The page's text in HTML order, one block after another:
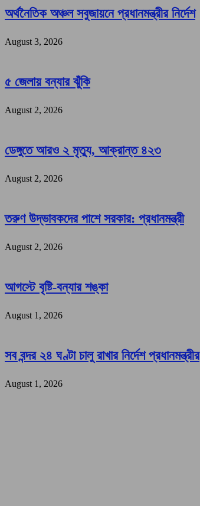
অর্থনৈতিক অঞ্চল সবুজায়নে প্রধানমন্ত্রীর নির্দেশ
August 3, 2026
৫ জেলায় বন্যার ঝুঁকি
August 2, 2026
ডেঙ্গুতে আরও ২ মৃত্যু, আক্রান্ত ৪২৩
August 2, 2026
তরুণ উদ্ভাবকদের পাশে সরকার: প্রধানমন্ত্রী
August 2, 2026
আগস্টে বৃষ্টি-বন্যার শঙ্কা
August 1, 2026
সব বন্দর ২৪ ঘণ্টা চালু রাখার নির্দেশ প্রধানমন্ত্রীর
August 1, 2026